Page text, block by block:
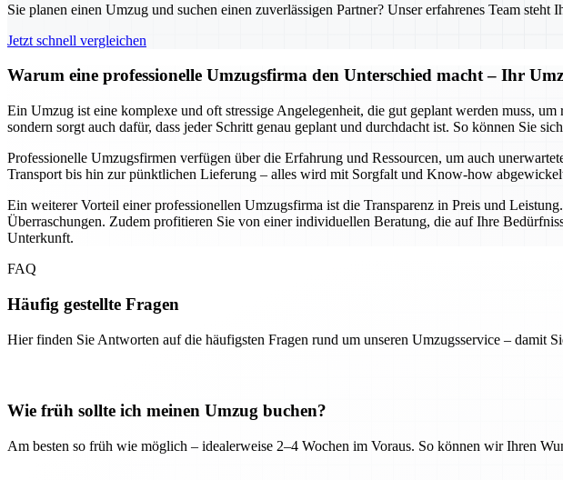
Sie planen einen Umzug und suchen einen zuverlässigen Partner? Unser erfahrenes Team
Jetzt schnell vergleichen
Warum eine professionelle Umzugsfirma den Unterschied macht – Ihr
Ein Umzug ist eine komplexe und oft stressige Angelegenheit, die gut geplant werden muss,
sondern sorgt auch dafür, dass jeder Schritt genau geplant und durchdacht ist. So können Sie
Professionelle Umzugsfirmen verfügen über die Erfahrung und Ressourcen, um auch
Transport bis hin zur pünktlichen Lieferung – alles wird mit Sorgfalt und Know-how
Ein weiterer Vorteil einer professionellen Umzugsfirma ist die Transparenz in Preis und
Überraschungen. Zudem profitieren Sie von einer individuellen Beratung, die auf Ihre
Unterkunft.
FAQ
Häufig gestellte Fragen
Hier finden Sie Antworten auf die häufigsten Fragen rund um unseren Umzugsservice – damit
Wie früh sollte ich meinen Umzug buchen?
Am besten so früh wie möglich – idealerweise 2–4 Wochen im Voraus. So können wir Ihren